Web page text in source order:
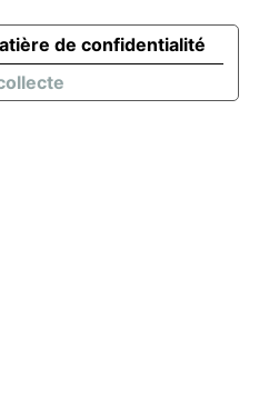
de confidentialité